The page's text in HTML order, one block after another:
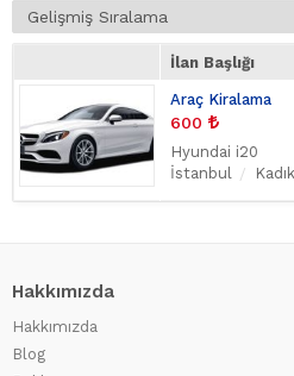
İlan Başlığı
Araç Kiralama
600
Hyundai i20
İstanbul
Hakkımızda
Hakkımızda
Blog